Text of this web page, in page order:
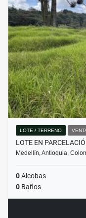
LOTE / TERRENO
LOTE EN
Medellín, Antioquia,
0Alcobas
0 Baños